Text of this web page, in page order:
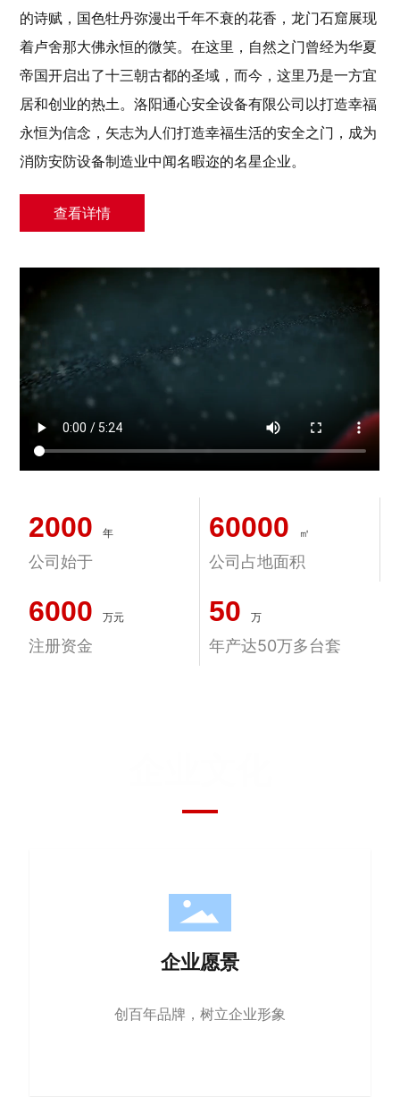
的诗赋，国色牡丹弥漫出千年不衰的花香，龙门石窟展现
着卢舍那大佛永恒的微笑。在这里，自然之门曾经为华夏
帝国开启出了十三朝古都的圣域，而今，这里乃是一方宜
居和创业的热土。洛阳通心安全设备有限公司以打造幸福
永恒为信念，矢志为人们打造幸福生活的安全之门，成为
消防安防设备制造业中闻名暇迩的名星企业。
查看详情
2000 年
公司始于
60000 ㎡
公司占地面积
6000 万元
注册资金
50 万
年产达50万多台套
企业愿景
创百年品牌，树立企业形象